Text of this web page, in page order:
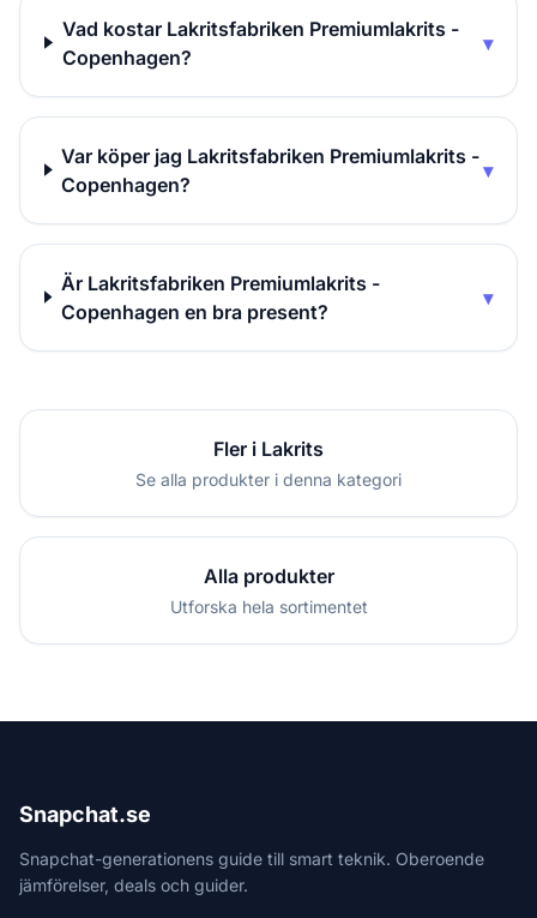
Vad kostar Lakritsfabriken Premiumlakrits -
Copenhagen?
▾
Var köper jag Lakritsfabriken Premiumlakrits -
Copenhagen?
▾
Är Lakritsfabriken Premiumlakrits -
Copenhagen en bra present?
▾
Fler i Lakrits
Se alla produkter i denna kategori
Alla produkter
Utforska hela sortimentet
Snapchat.se
Snapchat-generationens guide till smart teknik. Oberoende
jämförelser, deals och guider.